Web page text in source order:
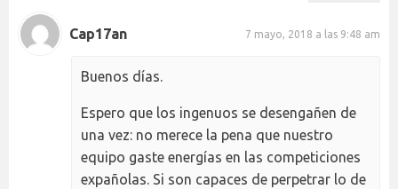
Cap17an 7 mayo, 2018 a las 9:48 am
Buenos días.
Espero que los ingenuos se desengañen de
una vez: no merece la pena que nuestro
equipo gaste energías en las competiciones
expañolas. Si son capaces de perpetrar lo de